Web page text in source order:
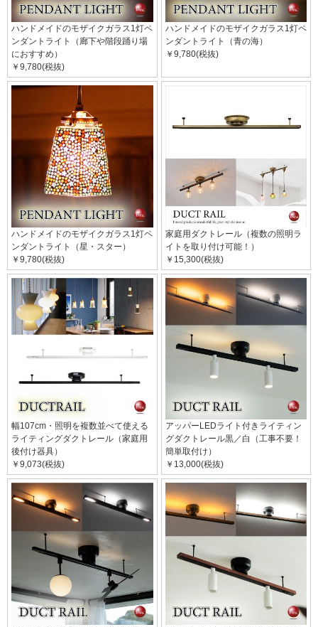
ハンドメイドのモザイクガラス1灯ペ
ンダントライト（廊下や階段踊り場
におすすめ）
￥9,780(税抜)
ハンドメイドのモザイクガラス1灯ペ
ンダントライト（青の海）
￥9,780(税抜)
ハンドメイドのモザイクガラス1灯ペ
ンダントライト（星・スター）
￥9,780(税抜)
家庭用ダクトレール（複数の照明ラ
イトを取り付け可能！）
￥15,300(税抜)
幅107cm・照明を複数並べて使える
ライティングダクトレール（家庭用
後付け器具）
￥9,073(税抜)
アッパーLEDライト付きライティン
グダクトレール黒／白（工事不要！
簡単取付け）
￥13,000(税抜)